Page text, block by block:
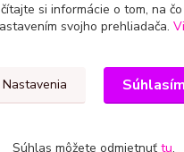
si informácie o tom, na
svojho prehliadača.
Nastavenia Súhlasím
Súhlas môžete odmietnuť tu.